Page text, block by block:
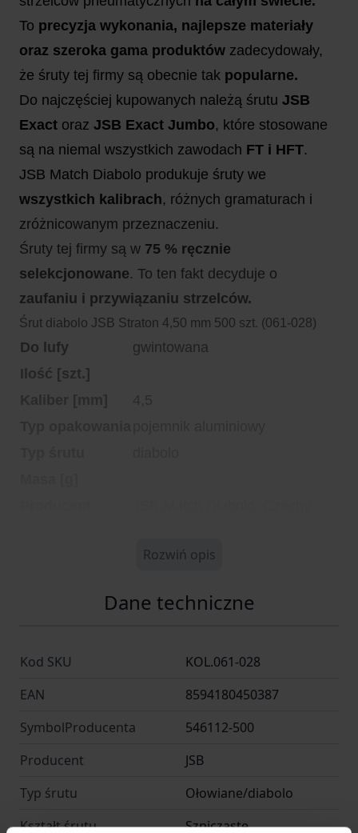
To precyzja wykonania, najlepsze materiały
oraz szeroka gama produktów zadecydowały,
że śruty tej firmy są obecnie tak popularne.
Do najczęściej kupowanych należą śrutu JSB
Exact oraz JSB Exact Jumbo, które stosowane
są na niemal wszystkich zawodach FT i HFT.
JSB Match Diabolo produkuje śruty we
wszystkich kalibrach, różnych gramaturach i
zróżnicowanym przeznaczeniu.
Śruty tej firmy są w 75 % ręcznie
selekcjonowane. To ten fakt decyduje o
zaufaniu i przywiązaniu strzelców.
Śrut diabolo JSB Straton 4,50 mm 500 szt. (061-028)
Do lufy
gwintowana
Ilość [szt.]
Rozwiń opis
Dane techniczne
Kod SKU
KOL.061-028
EAN
8594180450387
SymbolProducenta
546112-500
Producent
JSB
Typ śrutu
Ołowiane/diabolo
Kształt śrutu
Szpiczaste